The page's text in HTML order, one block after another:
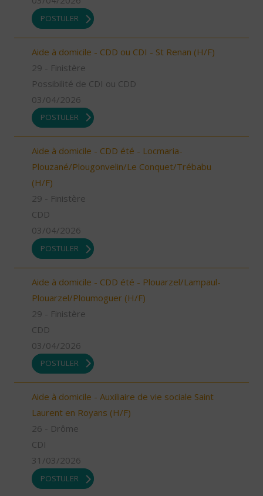
POSTULER
Aide à domicile - CDD ou CDI - St Renan (H/F)
29 - Finistère
Possibilité de CDI ou CDD
03/04/2026
POSTULER
Aide à domicile - CDD été - Locmaria-
Plouzané/Plougonvelin/Le Conquet/Trébabu
(H/F)
29 - Finistère
CDD
03/04/2026
POSTULER
Aide à domicile - CDD été - Plouarzel/Lampaul-
Plouarzel/Ploumoguer (H/F)
29 - Finistère
CDD
03/04/2026
POSTULER
Aide à domicile - Auxiliaire de vie sociale Saint
Laurent en Royans (H/F)
26 - Drôme
CDI
31/03/2026
POSTULER